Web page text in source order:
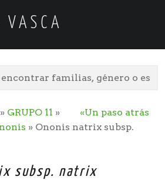
VASCA
«Un paso atrás
GRUPO 11 »
» Ononis natrix subsp.
subsp. natrix